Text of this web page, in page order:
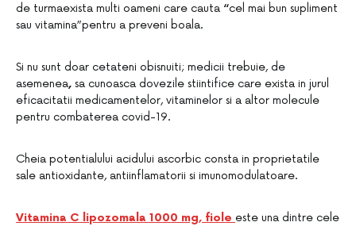
de turmaexista multi oameni care cauta “cel mai bun supliment
sau vitamina”pentru a preveni boala.
Si nu sunt doar cetateni obisnuiti; medicii trebuie, de
asemenea, sa cunoasca dovezile stiintifice care exista in jurul
eficacitatii medicamentelor, vitaminelor si a altor molecule
pentru combaterea covid-19.
Cheia potentialului acidului ascorbic consta in proprietatile
sale antioxidante, antiinflamatorii si imunomodulatoare.
Vitamina C lipozomala 1000 mg, fiole este una dintre cele